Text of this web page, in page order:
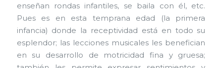
enseñan rondas infantiles, se baila con él, etc.
Pues es en esta temprana edad (la primera
infancia) donde la receptividad está en todo su
esplendor; las lecciones musicales les benefician
en su desarrollo de motricidad fina y gruesa;